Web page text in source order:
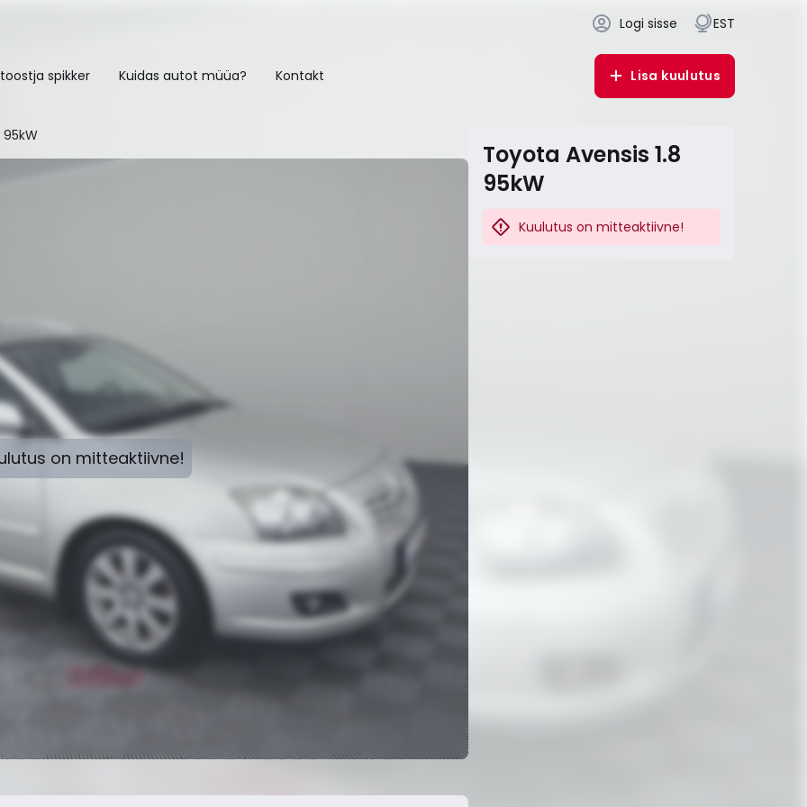
Logi sisse EST
spikker Kuidas autot müüa? Kontakt Lisa kuulutus
95kW
on mitteaktiivne!
Toyota Avensis 1.8
95kW
Kuulutus on mitteaktiivne!